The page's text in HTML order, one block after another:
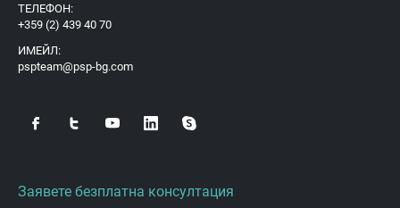
ТЕЛЕФОН:
+359 (2) 439 40 70
ИМЕЙЛ:
pspteam@psp-bg.com
Заявете безплатна консултация